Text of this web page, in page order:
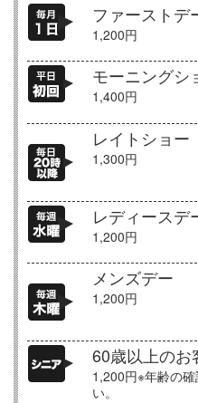
ファーストデ
1,200円
モーニングシ
1,400円
レイトショー
1,300円
レディースデ
1,200円
メンズデー
1,200円
60歳以上のお
1,200円※年齢の
い。